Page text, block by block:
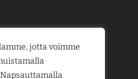
jotta voimme